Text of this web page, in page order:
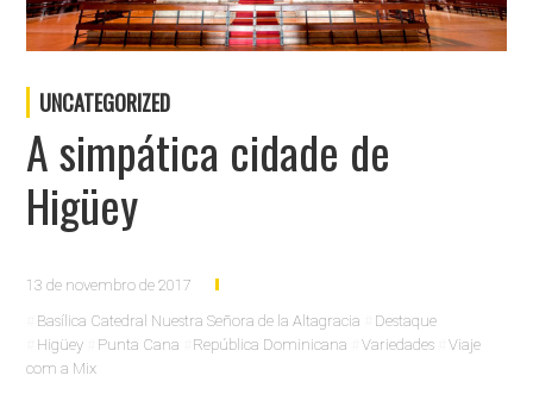
UNCATEGORIZED
A simpática cidade de
Higüey
13 de novembro de 2017
Basílica Catedral Nuestra Señora de la Altagracia
Destaque
Higüey
Punta Cana República Dominicana Variedades
Viaje
com a Mix